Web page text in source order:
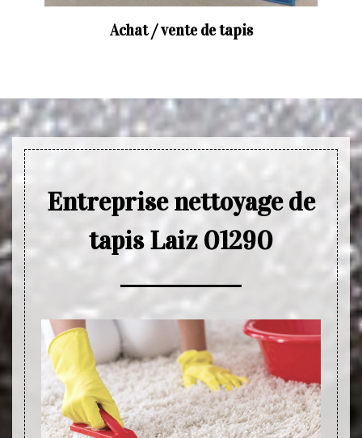
Achat / vente de tapis
Entreprise nettoyage de
tapis Laiz 01290